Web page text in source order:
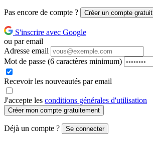
Pas encore de compte ? Créer un compte gratuit
S'inscrire avec Google
ou par email
Adresse email
Mot de passe (6 caractères minimum)
Recevoir les nouveautés par email
J'accepte les conditions générales d'utilisation
Créer mon compte gratuitement
Déjà un compte ? Se connecter